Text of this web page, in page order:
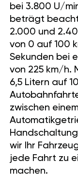
bei 3.800 U/
beträgt
2.000 und
von 0 auf 100
Sekunden bei
von 225 km/h.
6,5 Litern auf
zwischen
wir Ihr
jede Fahrt zu
machen.